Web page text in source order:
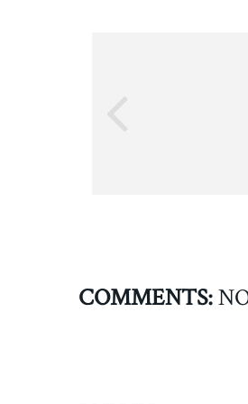
COMMENTS: